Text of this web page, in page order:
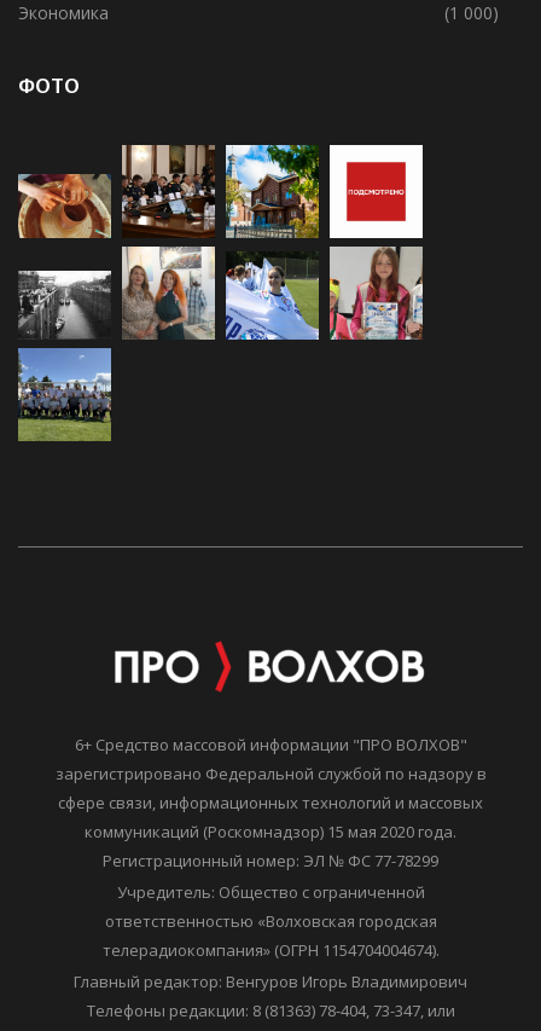
Экономика
(1 000)
ФОТО
6+ Средство массовой информации "ПРО ВОЛХОВ"
зарегистрировано Федеральной службой по надзору в
сфере связи, информационных технологий и массовых
коммуникаций (Роскомнадзор) 15 мая 2020 года.
Регистрационный номер: ЭЛ № ФС 77-78299
Учредитель: Общество с ограниченной
ответственностью «Волховская городская
телерадиокомпания» (ОГРН 1154704004674).
Главный редактор: Венгуров Игорь Владимирович
Телефоны редакции: 8 (81363) 78-404, 73-347, или